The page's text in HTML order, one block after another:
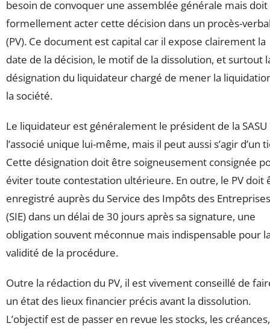
besoin de convoquer une assemblée générale mais doit
formellement acter cette décision dans un procès-
(PV). Ce document est capital car il expose clairement la
date de la décision, le motif de la dissolution, et surtout
désignation du liquidateur chargé de mener la
la société.
Le liquidateur est généralement le président de la SASU
l’associé unique lui-même, mais il peut aussi s’agir d’un
Cette désignation doit être soigneusement consignée
éviter toute contestation ultérieure. En outre, le PV doit
enregistré auprès du Service des Impôts des Entreprises
(SIE) dans un délai de 30 jours après sa signature, une
obligation souvent méconnue mais indispensable pour
validité de la procédure.
Outre la rédaction du PV, il est vivement conseillé de
un état des lieux financier précis avant la dissolution.
L’objectif est de passer en revue les stocks, les créances,